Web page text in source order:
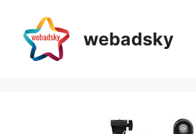
content
webadsky